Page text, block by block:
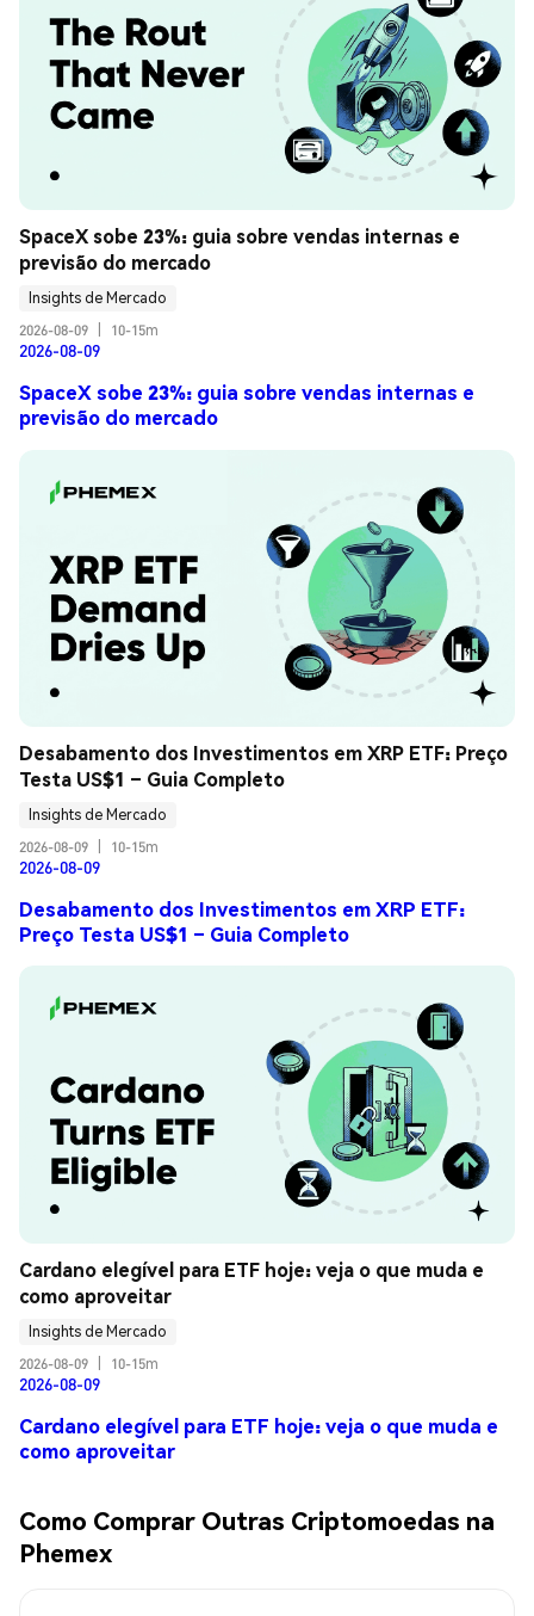
SpaceX sobe 23%: guia sobre vendas internas e
previsão do mercado
Insights de Mercado
2026-08-09
10-15m
2026-08-09
SpaceX sobe 23%: guia sobre vendas internas e
previsão do mercado
Desabamento dos Investimentos em XRP ETF: Preço
Testa US$1 – Guia Completo
Insights de Mercado
2026-08-09
10-15m
2026-08-09
Desabamento dos Investimentos em XRP ETF:
Preço Testa US$1 – Guia Completo
Cardano elegível para ETF hoje: veja o que muda e
como aproveitar
Insights de Mercado
2026-08-09
10-15m
2026-08-09
Cardano elegível para ETF hoje: veja o que muda e
como aproveitar
Como Comprar Outras Criptomoedas na
Phemex